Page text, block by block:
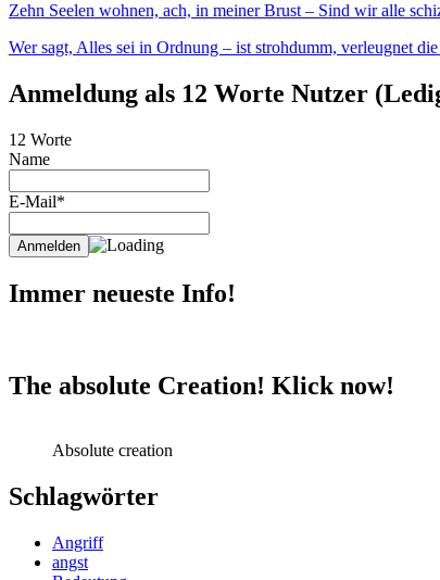
Zehn Seelen wohnen, ach, in meiner Brust – Sind wir alle
Wer sagt, Alles sei in Ordnung – ist strohdumm, verleugnet
Anmeldung als 12 Worte Nutzer
12 Worte
Name
E-Mail*
Immer neueste Info!
The absolute Creation! Klick now!
Absolute creation
Schlagwörter
Angriff
angst